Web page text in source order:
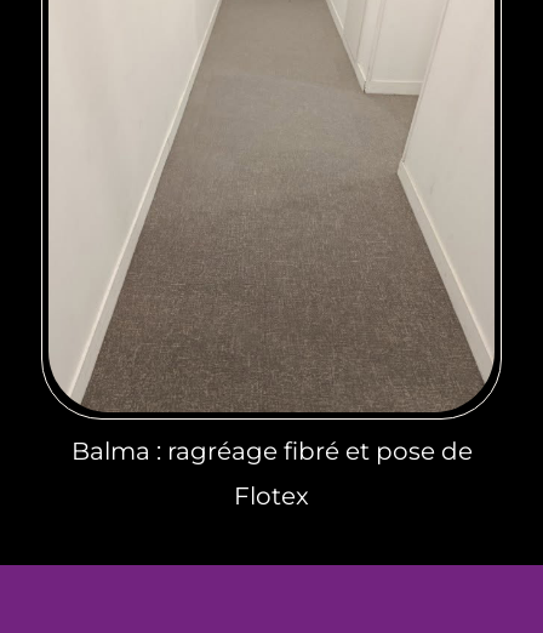
Balma : ragréage fibré et pose de
Flotex